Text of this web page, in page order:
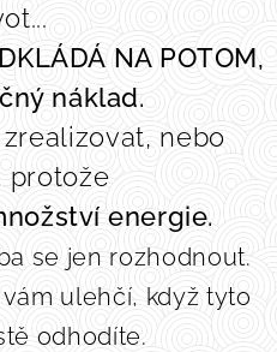
NA POTOM,
náklad.
nebo
protože
energie.
se jen rozhodnout.
ulehčí, když tyto
odhodíte.